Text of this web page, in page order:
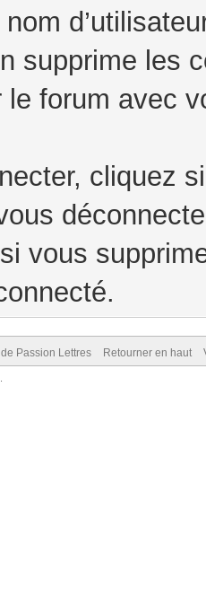
supprime les
le forum avec
cliquez
vous
de Passion Lettres Retourner en haut